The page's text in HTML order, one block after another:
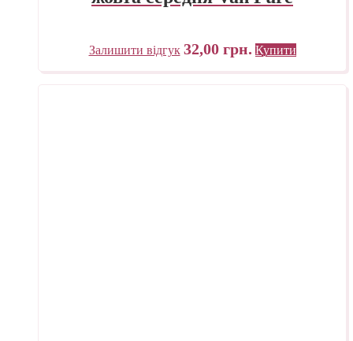
Залишити відгук 32,00 грн. Купити